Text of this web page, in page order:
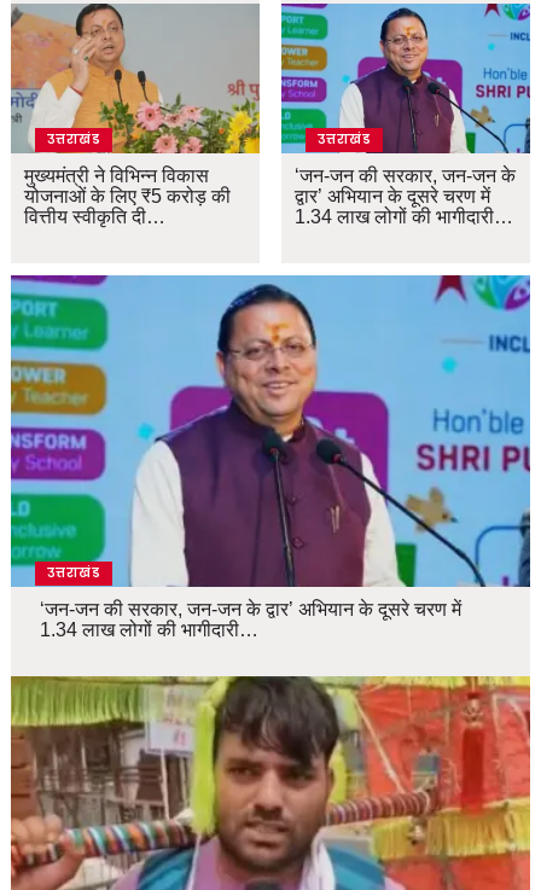
उत्तराखंड
मुख्यमंत्री ने विभिन्न विकास
योजनाओं के लिए ₹5 करोड़ की
वित्तीय स्वीकृति दी…
उत्तराखंड
‘जन-जन की सरकार, जन-जन के
द्वार’ अभियान के दूसरे चरण में
1.34 लाख लोगों की भागीदारी…
उत्तराखंड
‘जन-जन की सरकार, जन-जन के द्वार’ अभियान के दूसरे चरण में
1.34 लाख लोगों की भागीदारी…